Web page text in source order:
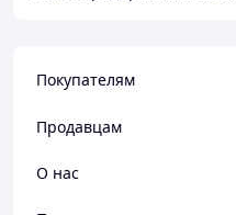
Покупателям
Продавцам
О нас